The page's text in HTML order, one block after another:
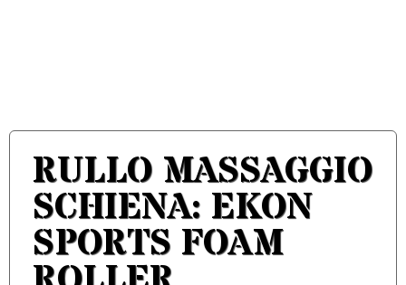
RULLO MASSAGGIO
SCHIENA: EKON
SPORTS FOAM